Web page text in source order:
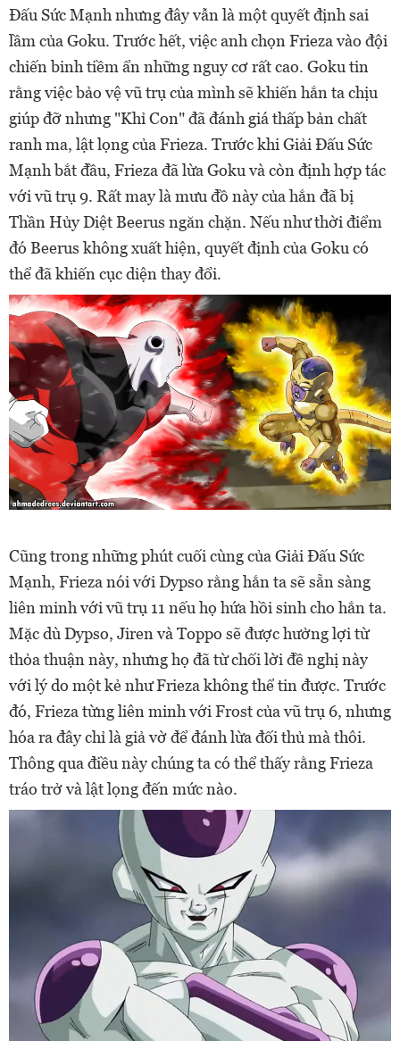
Đấu Sức Mạnh nhưng đây vẫn là một quyết định sai
lầm của Goku. Trước hết, việc anh chọn Frieza vào đội
chiến binh tiềm ẩn những nguy cơ rất cao. Goku tin
rằng việc bảo vệ vũ trụ của mình sẽ khiến hắn ta chịu
giúp đỡ nhưng "Khỉ Con" đã đánh giá thấp bản chất
ranh ma, lật lọng của Frieza. Trước khi Giải Đấu Sức
Mạnh bắt đầu, Frieza đã lừa Goku và còn định hợp tác
với vũ trụ 9. Rất may là mưu đồ này của hắn đã bị
Thần Hủy Diệt Beerus ngăn chặn. Nếu như thời điểm
đó Beerus không xuất hiện, quyết định của Goku có
thể đã khiến cục diện thay đổi.
Cũng trong những phút cuối cùng của Giải Đấu Sức
Mạnh, Frieza nói với Dypso rằng hắn ta sẽ sẵn sàng
liên minh với vũ trụ 11 nếu họ hứa hồi sinh cho hắn ta.
Mặc dù Dypso, Jiren và Toppo sẽ được hưởng lợi từ
thỏa thuận này, nhưng họ đã từ chối lời đề nghị này
với lý do một kẻ như Frieza không thể tin được. Trước
đó, Frieza từng liên minh với Frost của vũ trụ 6, nhưng
hóa ra đây chỉ là giả vờ để đánh lừa đối thủ mà thôi.
Thông qua điều này chúng ta có thể thấy rằng Frieza
tráo trở và lật lọng đến mức nào.